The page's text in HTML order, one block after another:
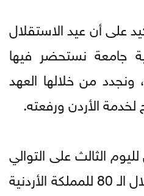
على أن عيد الاستقلال
جامعة نستحضر فيها
ونجدد من خلالها العهد
لخدمة الأردن ورفعته.
الثالث على التوالي
احتفالاتها بعيد الاستقلال الـ 80 للمملكة الأردنية